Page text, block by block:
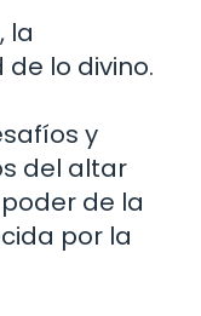
la
lo divino.
y
del altar
de la
por la